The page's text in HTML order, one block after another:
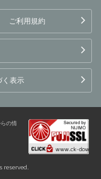
ご利用規約
く表示
の情
reserved.